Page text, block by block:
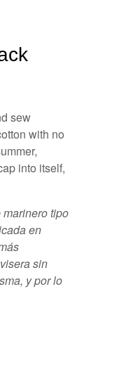
sew
with no
into itself,
tipo
en
sin
y por lo